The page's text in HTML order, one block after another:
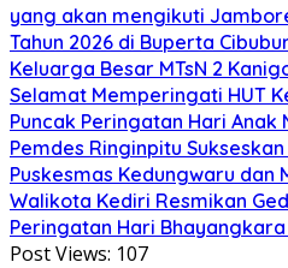
yang akan mengikuti
Tahun 2026 di Buperta
Keluarga Besar MTsN 2
Selamat Memperingati HUT
Puncak Peringatan Hari Anak
Pemdes Ringinpitu
Puskesmas Kedungwaru dan
Walikota Kediri Resmikan
Peringatan Hari
Post Views: 107